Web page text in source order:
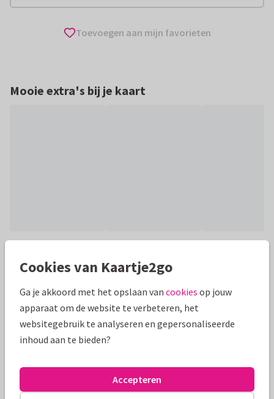
Toevoegen aan mijn favorieten
Mooie extra's bij je kaart
Een unieke christelijke nieuwjaarskaart met witte duif,
sterren en vuurwerk om iedereen een gezegend 2027 te
wensen.
Alle kaarten zijn helemaal naar wens aan te passen
Nieuwjaarskaarten Paperhugs - by Lidy Met jaartal
Cookies van Kaartje2go
Ga je akkoord met het opslaan van cookies op jouw
apparaat om de website te verbeteren, het
websitegebruik te analyseren en gepersonaliseerde
inhoud aan te bieden?
Accepteren